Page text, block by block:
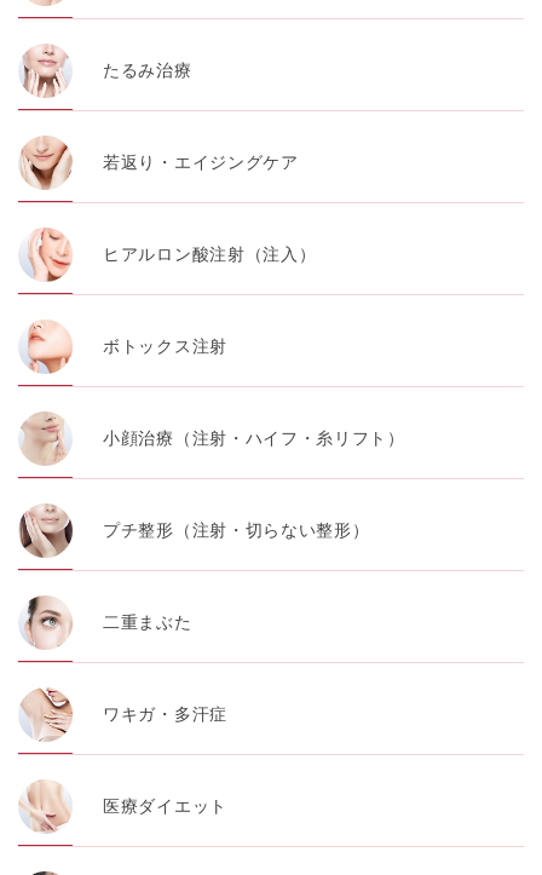
たるみ治療
若返り・エイジングケア
ヒアルロン酸注射（注入）
ボトックス注射
小顔治療（注射・ハイフ・糸リフト）
プチ整形（注射・切らない整形）
二重まぶた
ワキガ・多汗症
医療ダイエット